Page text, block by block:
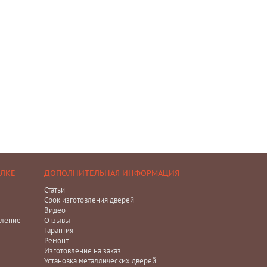
ДОПОЛНИТЕЛЬНАЯ ИНФОРМАЦИЯ
Статьи
Срок изготовления дверей
Видео
Отзывы
Гарантия
Ремонт
Изготовление на заказ
Установка металлических дверей